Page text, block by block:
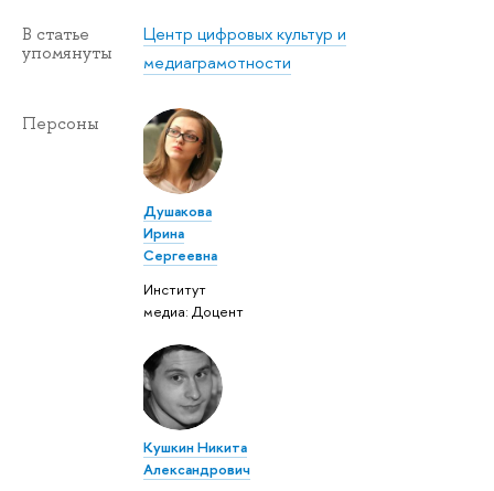
В статье
упомянуты
Центр цифровых культур и
медиаграмотности
Персоны
Душакова
Ирина
Сергеевна
Институт
медиа: Доцент
Кушкин Никита
Александрович